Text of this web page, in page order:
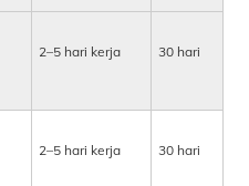
2–5 hari kerja 30 hari
2–5 hari kerja 30 hari